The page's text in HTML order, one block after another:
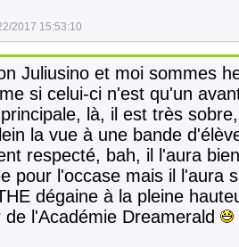
2017 15:53:10
Juliusino et moi sommes
si celui-ci n'est qu'un
principale, là, il est très
la vue à une bande
respecté, bah, il l'aura
pour l'occase mais il l'aura
dégaine à la pleine
de l'Académie Dreamerald